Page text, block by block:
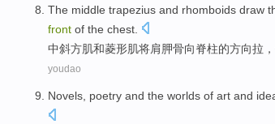
The middle trapezius and rhomboids draw
front of the chest.
中斜方肌和菱形肌将肩胛骨向脊柱的方向拉
youdao
Novels, poetry and the worlds of art and